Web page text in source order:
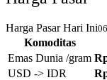
Harga Pasar Hari Ini
Komoditas
Emas Dunia /gram
USD -> IDR